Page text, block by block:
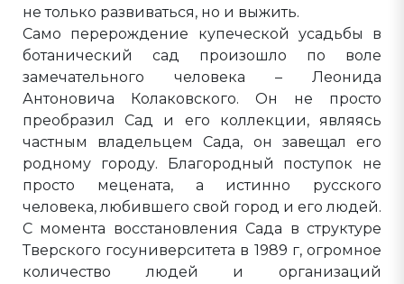
не только развиваться, но и выжить.
Само перерождение купеческой усадьбы в
ботанический сад произошло по воле
замечательного человека – Леонида
Антоновича Колаковского. Он не просто
преобразил Сад и его коллекции, являясь
частным владельцем Сада, он завещал его
родному городу. Благородный поступок не
просто мецената, а истинно русского
человека, любившего свой город и его людей.
С момента восстановления Сада в структуре
Тверского госуниверситета в 1989 г, огромное
количество людей и организаций